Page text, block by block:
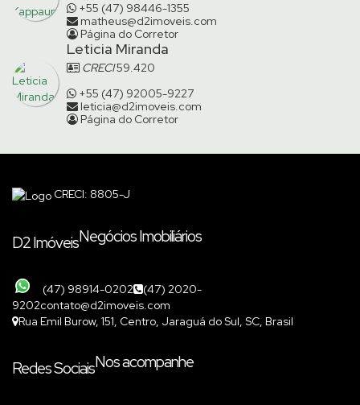
+55 (47) 98446-1355
matheus@d2imoveis.com
Página do Corretor
Leticia Miranda
CRECI59.420
+55 (47) 92005-9227
leticia@d2imoveis.com
Página do Corretor
CRECI: 8805-J
D2 ImóveisNegócios Imobiliários
(47) 98914-0202
(47) 2020-
9202contato@d2imoveis.com
Rua Emil Burow, 151 Centro Jaraguá do Sul SC Brasil
Redes SociaisNos acompanhe